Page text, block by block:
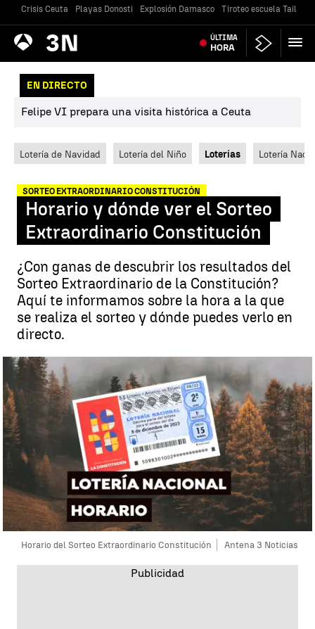
Crisis Ceuta Playas Donosti Explosión Damasco Tiroteo escuela
Antena
3 Noticias ÚLTIMA
HORA
EN DIRECTO
Felipe VI prepara una visita histórica a Ceuta
Lotería de Navidad Lotería del Niño Loterías Lotería
SORTEO EXTRAORDINARIO CONSTITUCIÓN
Horario y dónde ver el Sorteo
Extraordinario Constitución
¿Con ganas de descubrir los resultados del
Sorteo Extraordinario de la Constitución?
Aquí te informamos sobre la hora a la que
se realiza el sorteo y dónde puedes verlo en
directo.
Horario del Sorteo Extraordinario Constitución Antena 3 Noticias